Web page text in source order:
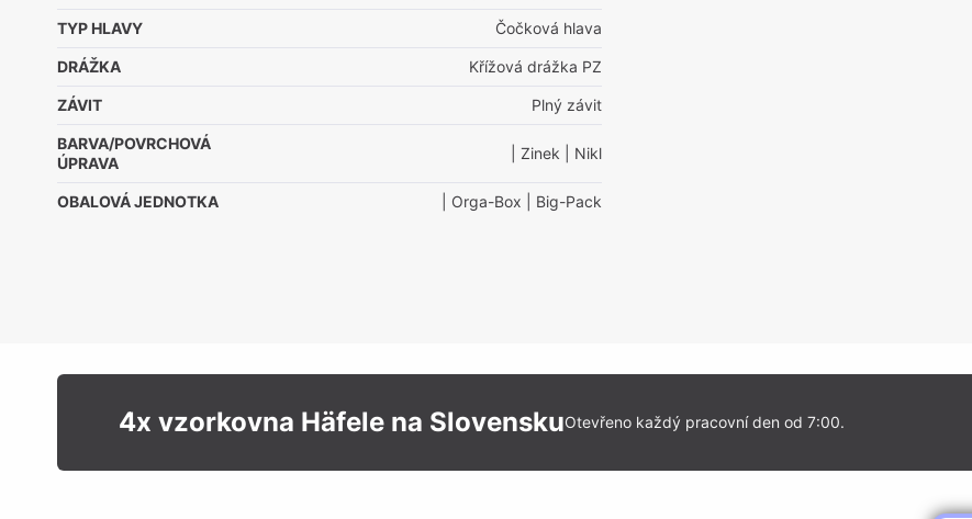
TYP HLAVY Čočková hlava
DRÁŽKA Křížová drážka PZ
ZÁVIT Plný závit
BARVA/POVRCHOVÁ
ÚPRAVA
| Zinek | Nikl
OBALOVÁ JEDNOTKA | Orga-Box | Big-Pack
4x vzorkovna Häfele na SlovenskuOtevřeno každý pracovní den od 7:00.